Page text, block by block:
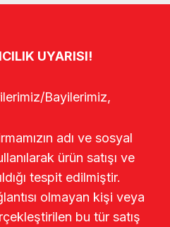
UYARISI!
Bayilerimiz,
adı ve sosyal
ürün satışı ve
tespit edilmiştir.
olmayan kişi veya
bu tür satış